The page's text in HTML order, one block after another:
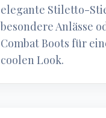
elegante Stiletto-
besondere Anlässe
Combat Boots für
coolen Look.